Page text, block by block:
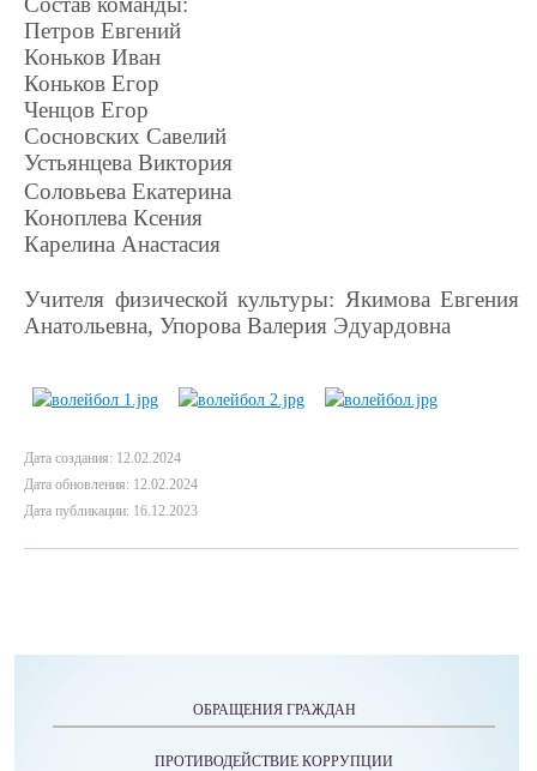
Петров Евгений
Коньков Иван
Коньков Егор
Ченцов Егор
Сосновских Савелий
Устьянцева Виктория
Соловьева Екатерина
Коноплева Ксения
Карелина Анастасия
Учителя физической культуры: Якимова Евгения
Анатольевна, Упорова Валерия Эдуардовна
Дата создания: 12.02.2024
Дата обновления: 12.02.2024
Дата публикации: 16.12.2023
ОБРАЩЕНИЯ ГРАЖДАН
ПРОТИВОДЕЙСТВИЕ КОРРУПЦИИ